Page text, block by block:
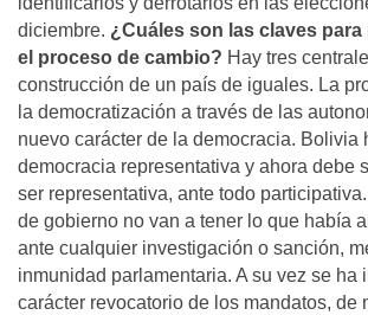
diciembre. ¿Cuáles son las claves
el proceso de cambio? Hay tres
construcción de un país de iguales. La
la democratización a través de las
nuevo carácter de la democracia. Bolivia
democracia representativa y ahora debe
ser representativa, ante todo
de gobierno no van a tener lo que había
ante cualquier investigación o sanción,
inmunidad parlamentaria. A su vez se ha
carácter revocatorio de los mandatos, de